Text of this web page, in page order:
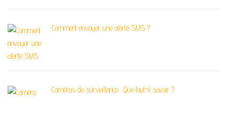
Comment envoyer une alerte SMS ?
Caméras de surveillance : Que faut-il savoir ?